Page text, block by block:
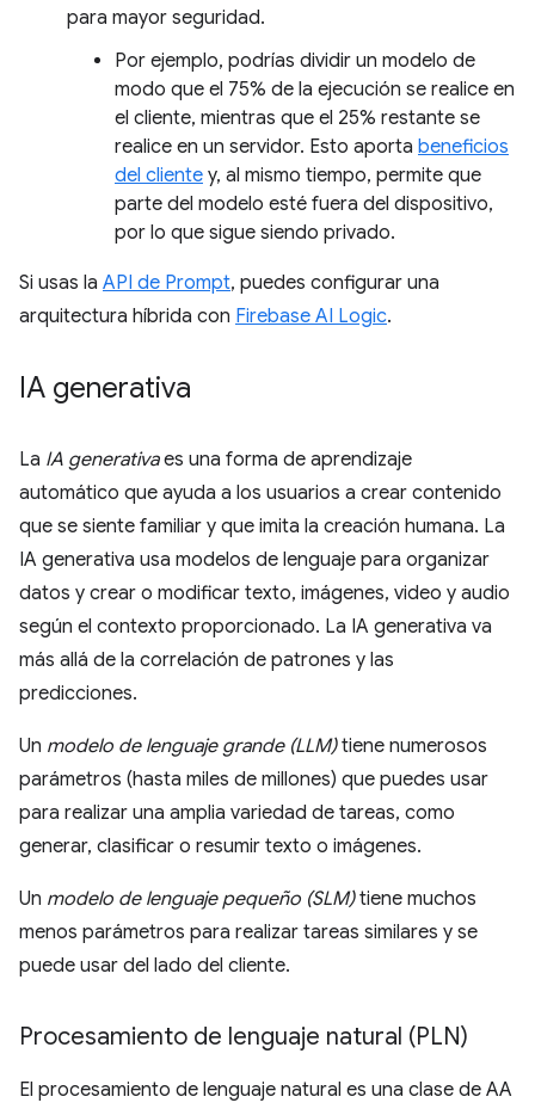
para mayor seguridad.
Por ejemplo, podrías dividir un modelo de
modo que el 75% de la ejecución se realice en
el cliente, mientras que el 25% restante se
realice en un servidor. Esto aporta beneficios
del cliente y, al mismo tiempo, permite que
parte del modelo esté fuera del dispositivo,
por lo que sigue siendo privado.
Si usas la API de Prompt, puedes configurar una
arquitectura híbrida con Firebase AI Logic.
IA generativa
La IA generativaes una forma de aprendizaje
automático que ayuda a los usuarios a crear contenido
que se siente familiar y que imita la creación humana. La
IA generativa usa modelos de lenguaje para organizar
datos y crear o modificar texto, imágenes, video y audio
según el contexto proporcionado. La IA generativa va
más allá de la correlación de patrones y las
predicciones.
Un modelo de lenguaje grande (LLM)tiene numerosos
parámetros (hasta miles de millones) que puedes usar
para realizar una amplia variedad de tareas, como
generar, clasificar o resumir texto o imágenes.
Un modelo de lenguaje pequeño (SLM)tiene muchos
menos parámetros para realizar tareas similares y se
puede usar del lado del cliente.
Procesamiento de lenguaje natural (PLN)
El procesamiento de lenguaje natural es una clase de AA